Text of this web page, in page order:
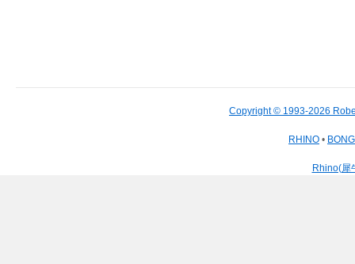
Copyright © 1993-2026
RHINO •
Rhino(犀